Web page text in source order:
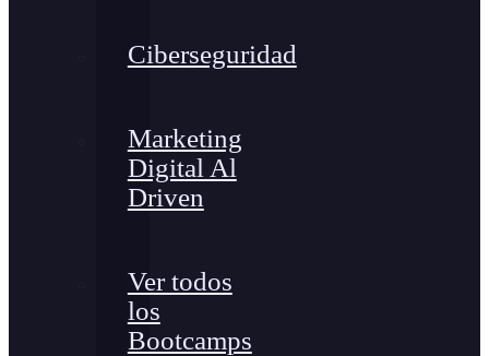
Ciberseguridad
Marketing
Digital Al
Driven
Ver todos
los
Bootcamps